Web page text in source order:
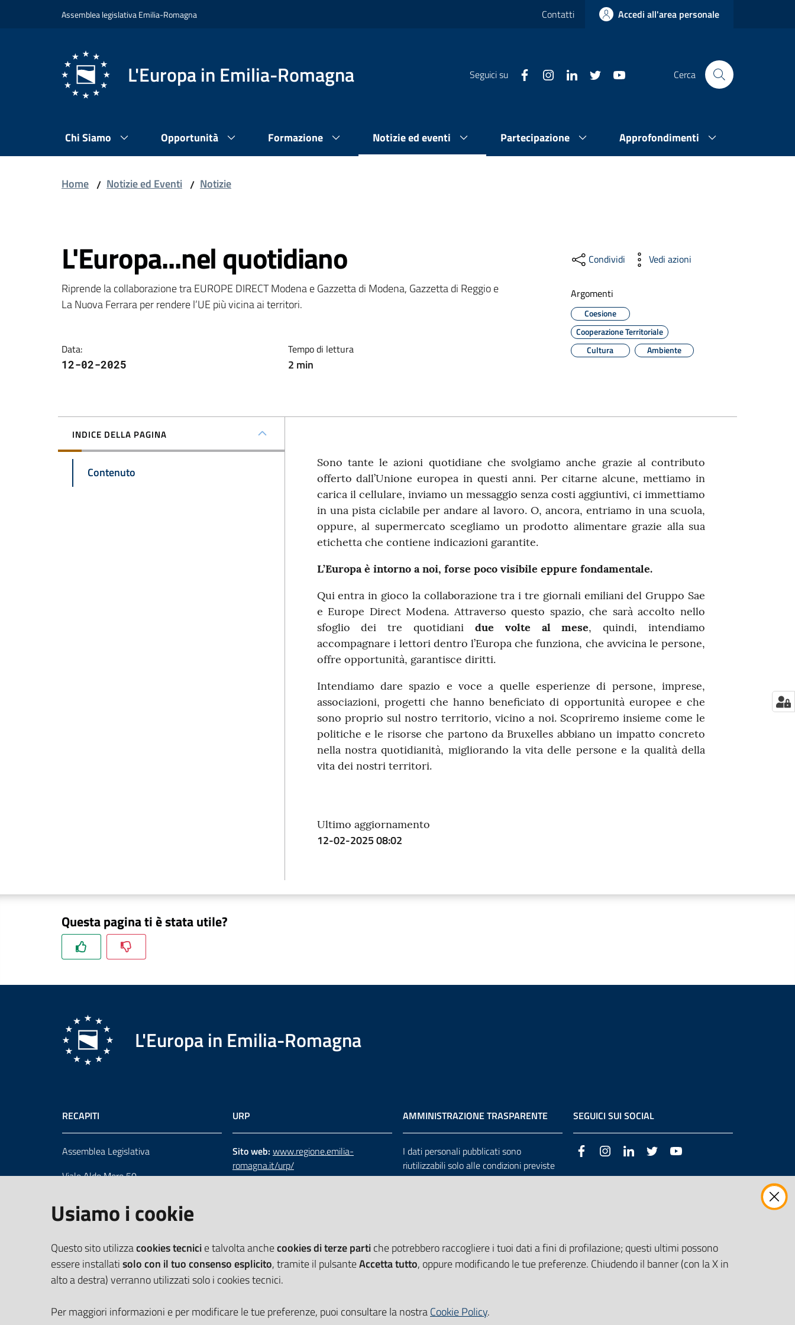
Vai al contenuto
Vai alla navigazioneAssemblea legislativa Emilia-Romagna Contatti Accedi all'area personale
L'Europa in Emilia-Romagna Seguici su Cerca
Chi Siamo Opportunità Formazione Notizie ed eventi Partecipazione Approfondimenti
Home / Notizie ed Eventi / Notizie
L'Europa...nel quotidiano
Riprende la collaborazione tra EUROPE DIRECT Modena e Gazzetta di Modena, Gazzetta di Reggio e
La Nuova Ferrara per rendere l’UE più vicina ai territori.
Data:
12-02-2025
Tempo di lettura
2 min
Condividi Vedi azioni
Argomenti
Coesione
Cooperazione Territoriale
Cultura
Ambiente
INDICE DELLA PAGINA
Contenuto
Sono tante le azioni quotidiane che svolgiamo anche grazie al contributo
offerto dall’Unione europea in questi anni. Per citarne alcune, mettiamo in
carica il cellulare, inviamo un messaggio senza costi aggiuntivi, ci immettiamo
in una pista ciclabile per andare al lavoro. O, ancora, entriamo in una scuola,
oppure, al supermercato scegliamo un prodotto alimentare grazie alla sua
etichetta che contiene indicazioni garantite.
L’Europa è intorno a noi, forse poco visibile eppure fondamentale.
Qui entra in gioco la collaborazione tra i tre giornali emiliani del Gruppo Sae
e Europe Direct Modena. Attraverso questo spazio, che sarà accolto nello
sfoglio dei tre quotidiani due volte al mese, quindi, intendiamo
accompagnare i lettori dentro l’Europa che funziona, che avvicina le persone,
offre opportunità, garantisce diritti.
Intendiamo dare spazio e voce a quelle esperienze di persone, imprese,
associazioni, progetti che hanno beneficiato di opportunità europee e che
sono proprio sul nostro territorio, vicino a noi. Scopriremo insieme come le
politiche e le risorse che partono da Bruxelles abbiano un impatto concreto
nella nostra quotidianità, migliorando la vita delle persone e la qualità della
vita dei nostri territori.
Ultimo aggiornamento
12-02-2025 08:02
Questa pagina ti è stata utile?
L'Europa in Emilia-Romagna
RECAPITI
Assemblea Legislativa
Viale Aldo Moro 50
Centralino 051 5275226
Cerca telefoni e indirizzi
URP
Sito web: www.regione.emilia-
romagna.it/urp/
Numero verde:800.66.22.00
AMMINISTRAZIONE TRASPARENTE
I dati personali pubblicati sono
riutilizzabili solo alle condizioni previste
dalla direttiva comunitaria 2003/98/CE
SEGUICI SUI SOCIAL
FacebookInstagramLinkedIn Twitter
Usiamo i cookie
Questo sito utilizzacookies tecnicie talvolta anchecookies di terze partiche potrebbero raccogliere i tuoi dati a fini di profilazione; questi ultimi possono
essere installatisolo con il tuo consenso esplicito, tramite il pulsanteAccetta tutto, oppure modificando le tue preferenze. Chiudendo il banner (con la X in
alto a destra) verranno utilizzati solo i cookies tecnici.
Per maggiori informazioni e per modificare le tue preferenze, puoi consultare la nostraCookie Policy.